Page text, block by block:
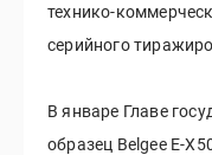
технико-
серийного
В январе Главе
образец Belgee Е-